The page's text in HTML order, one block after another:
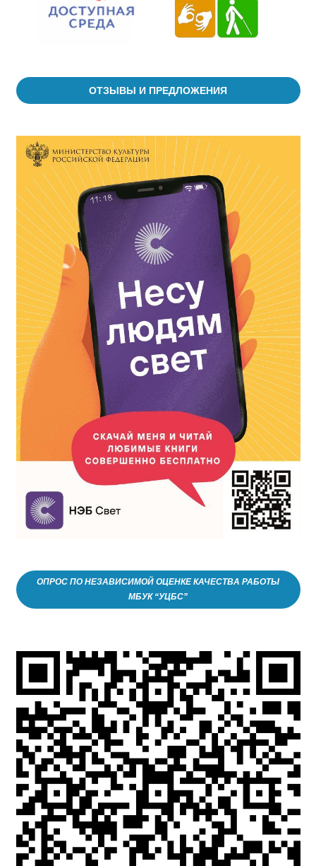
ОТЗЫВЫ И ПРЕДЛОЖЕНИЯ
ОПРОС ПО НЕЗАВИСИМОЙ ОЦЕНКЕ КАЧЕСТВА РАБОТЫ
МБУК “УЦБС”